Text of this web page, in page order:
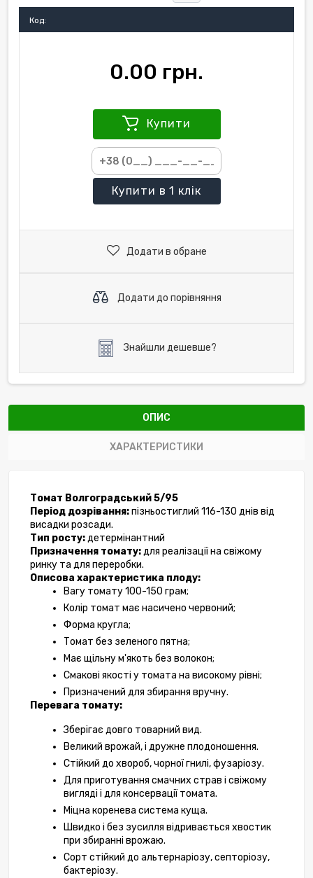
Код:
0.00 грн.
Купити
Купити в 1 клік
Додати в обране
Додати до порівняння
Знайшли дешевше?
ОПИС
ХАРАКТЕРИСТИКИ
Томат Волгоградський 5/95
Період дозрівання: пізньостиглий 116-130 днів від
висадки розсади.
Тип росту: детермінантний
Призначення томату: для реалізації на свіжому
ринку та для переробки.
Описова характеристика плоду:
Вагу томату 100-150 грам;
Колір томат має насичено червоний;
Форма кругла;
Томат без зеленого пятна;
Має щільну м'якоть без волокон;
Смакові якості у томата на високому рівні;
Призначений для збирання вручну.
Перевага томату:
Зберігає довго товарний вид.
Великий врожай, і дружне плодоношення.
Стійкий до хвороб, чорної гнилі, фузаріозу.
Для приготування смачних страв і свіжому
вигляді і для консервації томата.
Міцна коренева система куща.
Швидко і без зусилля відривається хвостик
при збиранні врожаю.
Сорт стійкий до альтернаріозу, септоріозу,
бактеріозу.